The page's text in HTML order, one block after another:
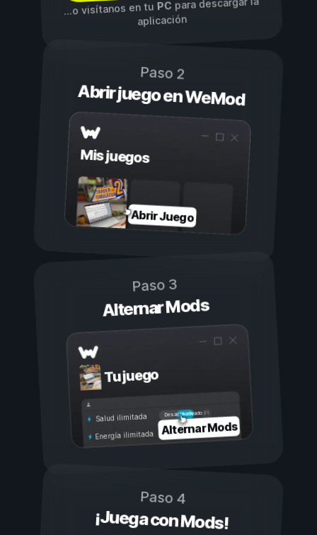
...o visítanos en tuPC para descargar la
aplicación
Paso 2
Abrir juego en WeMod
Mis juegos
Abrir Juego
Paso 3
Alternar Mods
Tu juego
Activado
Desactivado
Salud ilimitada
Energía ilimitada Alternar Mods
Paso 4
¡Juega con Mods!